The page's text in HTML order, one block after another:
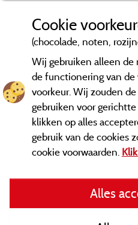
Informatie
General
Cookie
(chocolade, noten,
Wij gebruiken alleen de
de functionering van
voorkeur. Wij zouden
gebruiken voor
klikken op alles
gebruik van de cookies
cookie voorwaarden.
Alles